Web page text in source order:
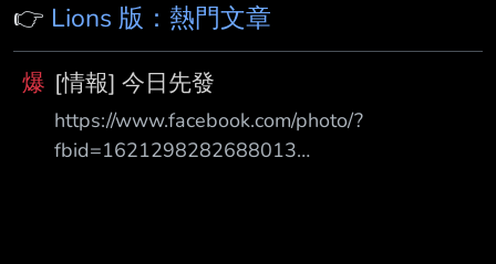
👉 Lions 版：熱門文章
爆 [情報] 今日先發
https://www.facebook.com/photo/?
fbid=1621298282688013